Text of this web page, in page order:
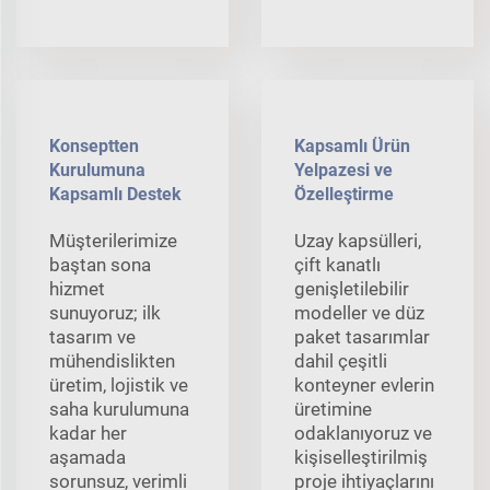
Konseptten
Kurulumuna
Kapsamlı Destek
Müşterilerimize
baştan sona
hizmet
sunuyoruz; ilk
tasarım ve
mühendislikten
üretim, lojistik ve
saha kurulumuna
kadar her
aşamada
sorunsuz, verimli
Kapsamlı Ürün
Yelpazesi ve
Özelleştirme
Uzay kapsülleri,
çift kanatlı
genişletilebilir
modeller ve düz
paket tasarımlar
dahil çeşitli
konteyner evlerin
üretimine
odaklanıyoruz ve
kişiselleştirilmiş
proje ihtiyaçlarını